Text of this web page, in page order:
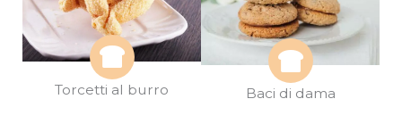
Torcetti al burro Baci di dama